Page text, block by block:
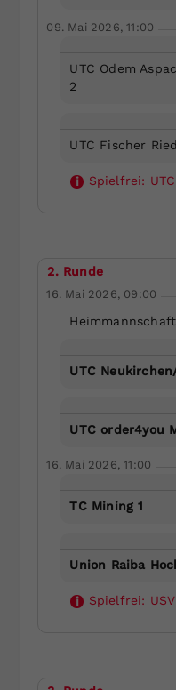
09. Mai 2026, 11:00
UTC Odem
2
UTC Fischer
i Spielfrei:
2. Runde
16. Mai 2026, 09:00
Heimmannschaft
UTC
UTC order4you
16. Mai 2026, 11:00
TC Mining 1
Union Raiba
i Spielfrei: